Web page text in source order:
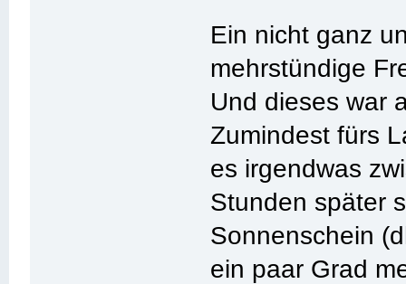
Ein nicht ganz
mehrstündige
Und dieses war
Zumindest fürs
es irgendwas
Stunden später
Sonnenschein
ein paar Grad